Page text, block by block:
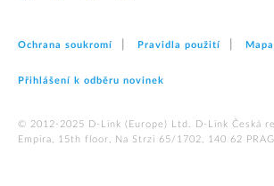
Ochrana soukromí Pravidla použití
Přihlášení k odběru novinek
© 2012‑2025 D‑Link (Europe) Ltd. D-Link Česká
Empira, 15th floor, Na Strzi 65/1702, 140 62